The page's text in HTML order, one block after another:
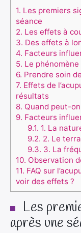
1. Les premiers
séance
2. Les effets à
3. Des effets à
4. Facteurs
5. Le phénomène
6. Prendre soin
7. Effets de
résultats
8. Quand peut-
9. Facteurs
9.1. 1. La
9.2. 2. Le
9.3. 3. La
10. Observation
11. FAQ sur
voir des effets ?
Les
après une